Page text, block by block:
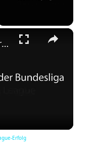
×
BVB 2025: Meisterschaft und Champions League-Erfolg
Erfolg